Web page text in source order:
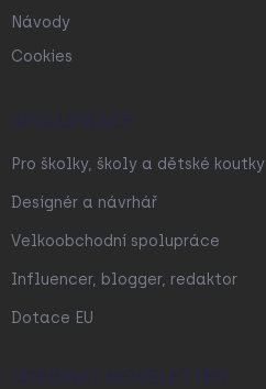
Návody
Cookies
SPOLUPRÁCE
Pro školky, školy a dětské koutky
Designér a návrhář
Velkoobchodní spolupráce
Influencer, blogger, redaktor
Dotace EU
ODEBÍRAT NEWSLETTER